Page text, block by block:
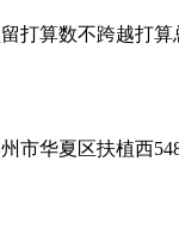
算数不跨越打
夏区扶植西